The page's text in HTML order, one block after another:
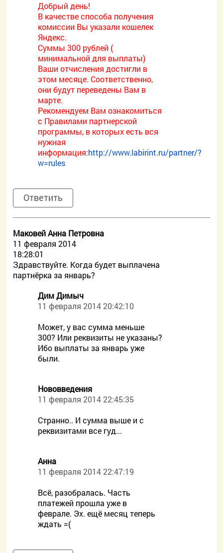
Добрый день!
В качестве способа получения
комиссии Вы указали кошелек
Яндекс.
Суммы 300 рублей (
минимальной для выплаты)
Ваши отчисления достигли в
этом месяце. Соответственно,
они будут переведены Вам в
марте.
Рекомендуем Вам ознакомиться
с Правилами партнерской
программы, в которых есть вся
нужная
информация:http://www.labirint.ru/partner/?
w=rules
Ответить
Маковей Анна Петровна
11 февраля 2014
18:28:01
Здравствуйте. Когда будет выплачена
партнёрка за январь?
Дим Димыч
11 февраля 2014 20:42:10
Может, у вас сумма меньше
300? Или реквизиты не указаны?
Ибо выплаты за январь уже
были.
Нововведения
11 февраля 2014 22:45:35
Странно.. И сумма выше и с
реквизитами все гуд...
Анна
11 февраля 2014 22:47:19
Всё, разобралась. Часть
платежей прошла уже в
феврале. Эх. ещё месяц теперь
ждать =(